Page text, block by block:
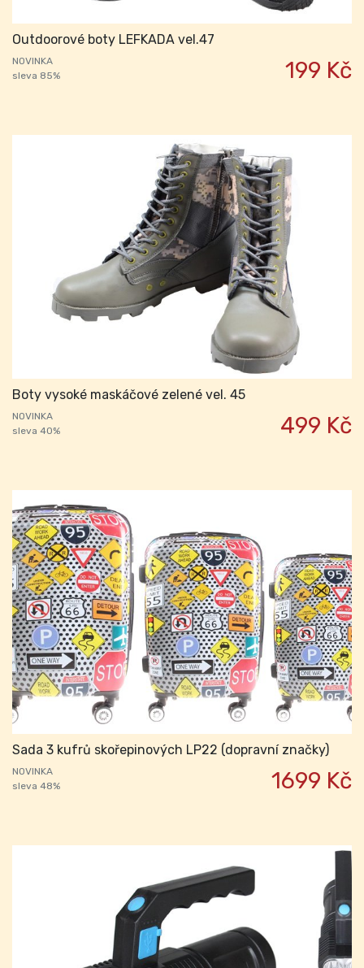
Outdoorové boty LEFKADA vel.47
NOVINKA
sleva 85%
199 Kč
Boty vysoké maskáčové zelené vel. 45
NOVINKA
sleva 40%
499 Kč
Sada 3 kufrů skořepinových LP22 (dopravní značky)
NOVINKA
sleva 48%
1699 Kč